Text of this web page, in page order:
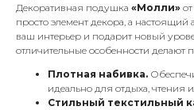
Декоративная подушка «Молли»
просто элемент декора, а
ваш интерьер и подарит новый
отличительные особенности делают
Плотная набивка.
идеально для отдыха, чтения
Стильный текстильный